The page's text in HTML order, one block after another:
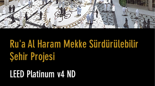
Ru'a Al Haram Mekke Sürdürülebilir
Şehir Projesi
LEED Platinum v4 ND